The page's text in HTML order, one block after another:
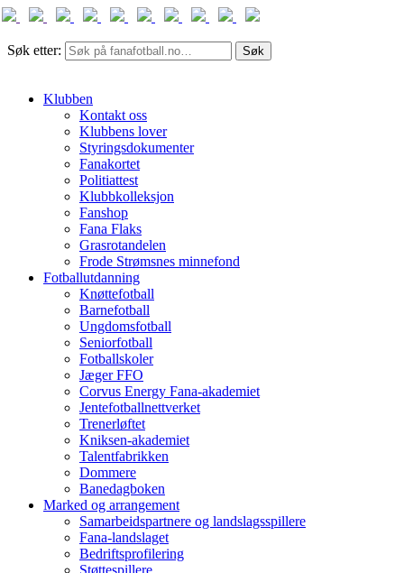
Søk etter:
Klubben
Kontakt oss
Klubbens lover
Styringsdokumenter
Fanakortet
Politiattest
Klubbkolleksjon
Fanshop
Fana Flaks
Grasrotandelen
Frode Strømsnes minnefond
Fotballutdanning
Knøttefotball
Barnefotball
Ungdomsfotball
Seniorfotball
Fotballskoler
Jæger FFO
Corvus Energy Fana-akademiet
Jentefotballnettverket
Trenerløftet
Kniksen-akademiet
Talentfabrikken
Dommere
Banedagboken
Marked og arrangement
Samarbeidspartnere og landslagsspillere
Fana-landslaget
Bedriftsprofilering
Støttespillere